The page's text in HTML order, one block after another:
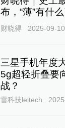
布，“薄”有什
财晓得 2025-09-10
三星手机年度
5g超轻折叠要
战？
雷科技leitech